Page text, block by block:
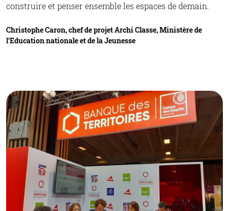
construire et penser ensemble les espaces de demain.
Christophe Caron, chef de projet Archi Classe, Ministère de
l’Education nationale et de la Jeunesse